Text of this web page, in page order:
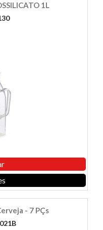
1L
- 7 PÇs